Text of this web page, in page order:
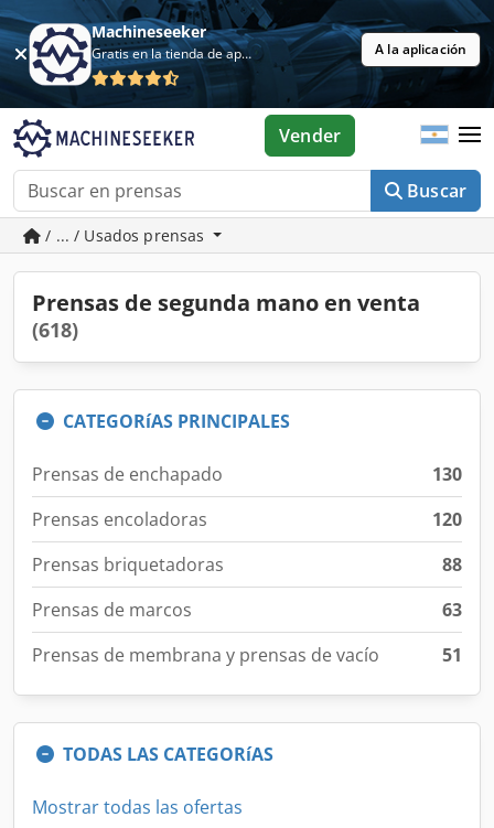
Machineseeker
Gratis en la tienda de aplicaciones A la aplicación
Buscar
Vender
/ ... / Usados prensas
Prensas de segunda mano en venta
(618)
CATEGORíAS PRINCIPALES
Prensas de enchapado
130
Prensas encoladoras
120
Prensas briquetadoras
88
Prensas de marcos
63
Prensas de membrana y prensas de vacío
51
TODAS LAS CATEGORíAS
Mostrar todas las ofertas